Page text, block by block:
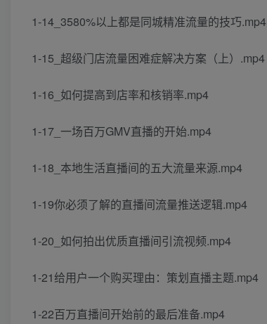
1-14_3580%以上都是同城精准流量的技巧.mp4
1-15_超级门店流量困难症解决方案（上）.mp4
1-16_如何提高到店率和核销率.mp4
1-17_一场百万GMV直播的开始.mp4
1-18_本地生活直播间的五大流量来源.mp4
1-19你必须了解的直播间流量推送逻辑.mp4
1-20_如何拍出优质直播间引流视频.mp4
1-21给用户一个购买理由：策划直播主题.mp4
1-22百万直播间开始前的最后准备.mp4